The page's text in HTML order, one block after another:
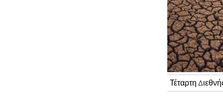
Τέταρτη